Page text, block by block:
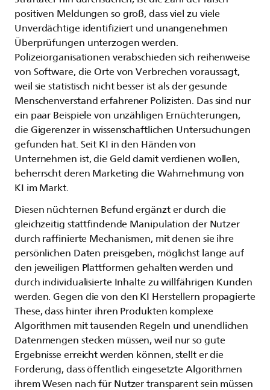
positiven Meldungen so groß, dass viel zu viele
Unverdächtige identifiziert und unangenehmen
Überprüfungen unterzogen werden.
Polizeiorganisationen verabschieden sich reihenweise
von Software, die Orte von Verbrechen voraussagt,
weil sie statistisch nicht besser ist als der gesunde
Menschenverstand erfahrener Polizisten. Das sind nur
ein paar Beispiele von unzähligen Ernüchterungen,
die Gigerenzer in wissenschaftlichen Untersuchungen
gefunden hat. Seit KI in den Händen von
Unternehmen ist, die Geld damit verdienen wollen,
beherrscht deren Marketing die Wahrnehmung von
KI im Markt.
Diesen nüchternen Befund ergänzt er durch die
gleichzeitig stattfindende Manipulation der Nutzer
durch raffinierte Mechanismen, mit denen sie ihre
persönlichen Daten preisgeben, möglichst lange auf
den jeweiligen Plattformen gehalten werden und
durch individualisierte Inhalte zu willfährigen Kunden
werden. Gegen die von den KI Herstellern propagierte
These, dass hinter ihren Produkten komplexe
Algorithmen mit tausenden Regeln und unendlichen
Datenmengen stecken müssen, weil nur so gute
Ergebnisse erreicht werden können, stellt er die
Forderung, dass öffentlich eingesetzte Algorithmen
ihrem Wesen nach für Nutzer transparent sein müssen